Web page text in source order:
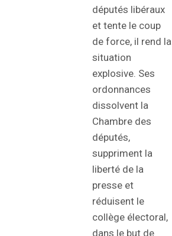
députés libéraux
et tente le coup
de force, il rend la
situation
explosive. Ses
ordonnances
dissolvent la
Chambre des
députés,
suppriment la
liberté de la
presse et
réduisent le
collège électoral,
dans le but de